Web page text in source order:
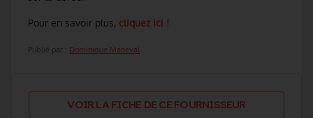
Pour en savoir plus, cliquez ici !
Publié par : Dominique Maneval
VOIR LA FICHE DE CE FOURNISSEUR